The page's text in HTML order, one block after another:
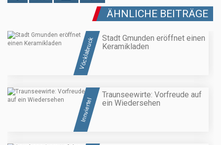
ÄHNLICHE BEITRÄGE
Vöcklabruck
Stadt Gmunden eröffnet einen
Keramikladen
Innviertel
Traunseewirte: Vorfreude auf
ein Wiedersehen